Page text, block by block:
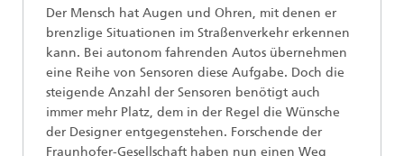
Der Mensch hat Augen und Ohren, mit denen er
brenzlige Situationen im Straßenverkehr erkennen
kann. Bei autonom fahrenden Autos übernehmen
eine Reihe von Sensoren diese Aufgabe. Doch die
steigende Anzahl der Sensoren benötigt auch
immer mehr Platz, dem in der Regel die Wünsche
der Designer entgegenstehen. Forschende der
Fraunhofer-Gesellschaft haben nun einen Weg